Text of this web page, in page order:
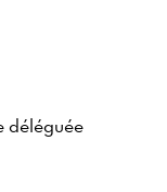
déléguée